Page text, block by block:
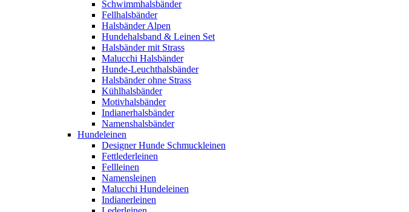
Schwimmhalsbänder
Fellhalsbänder
Halsbänder Alpen
Hundehalsband & Leinen Set
Halsbänder mit Strass
Malucchi Halsbänder
Hunde-Leuchthalsbänder
Halsbänder ohne Strass
Kühlhalsbänder
Motivhalsbänder
Indianerhalsbänder
Namenshalsbänder
Hundeleinen
Designer Hunde Schmuckleinen
Fettlederleinen
Fellleinen
Namensleinen
Malucchi Hundeleinen
Indianerleinen